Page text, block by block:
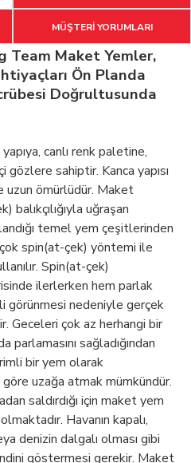
MÜŞTERİ YORUMLARI
Team Maket Yemler,
Ön Planda
Doğrultusunda
canlı renk paletine,
sahiptir. Kanca yapısı
uzun ömürlüdür. Maket
uğraşan
temel yem çeşitlerinden
spin(at-çek) yöntemi ile
Spin(at-çek)
ilerlerken hem parlak
görünmesi nedeniyle gerçek
Geceleri çok az herhangi bir
parlamasını sağladığından
bir yem olarak
uzağa atmak mümkündür.
saldırdığı için maket yem
Havanın kapalı,
denizin dalgalı olması gibi
göstermesi gerekir. Maket